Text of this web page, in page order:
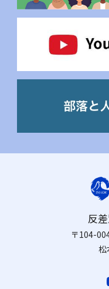
反
〒104-
松